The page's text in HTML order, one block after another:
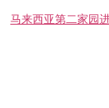
马来西亚第二家园